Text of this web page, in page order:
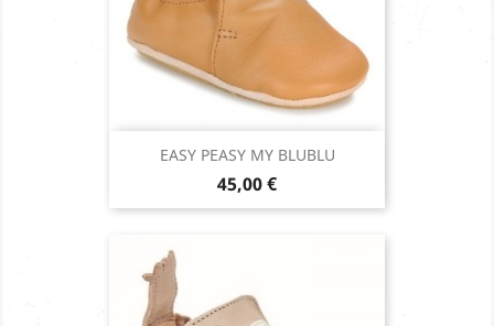
EASY PEASY MY BLUBLU
Prix
45,00 €